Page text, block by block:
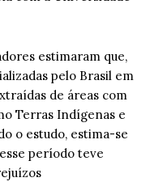
estimaram que,
pelo Brasil em
de áreas com
Terras Indígenas e
o estudo, estima-se
período teve